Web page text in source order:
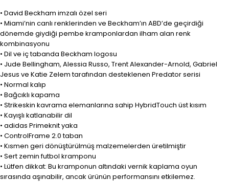
• David Beckham imzalı özel seri
• Miami’nin canlı renklerinden ve Beckham’ın ABD’de geçirdiği
dönemde giydiği pembe kramponlardan ilham alan renk
kombinasyonu
• Dil ve iç tabanda Beckham logosu
• Jude Bellingham, Alessia Russo, Trent Alexander-Arnold, Gabriel
Jesus ve Katie Zelem tarafından desteklenen Predator serisi
• Normal kalıp
• Bağcıklı kapama
• Strikeskin kavrama elemanlarına sahip HybridTouch üst kısım
• Kayışlı katlanabilir dil
• adidas Primeknit yaka
• ControlFrame 2.0 taban
• Kısmen geri dönüştürülmüş malzemelerden üretilmiştir
• Sert zemin futbol kramponu
• Lütfen dikkat: Bu kramponun altındaki vernik kaplama oyun
sırasında aşınabilir, ancak ürünün performansını etkilemez.